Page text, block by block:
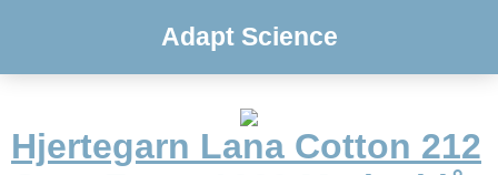
Adapt Science
Hjertegarn Lana Cotton 212